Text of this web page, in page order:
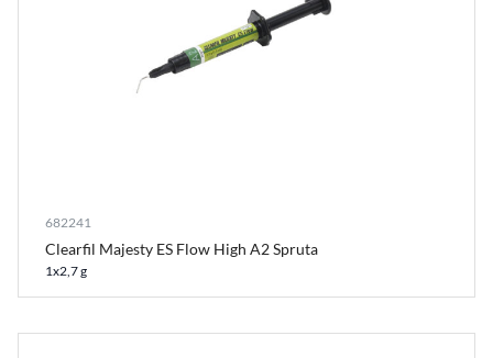
682241
Clearfil Majesty ES Flow High A2 Spruta
1x2,7 g